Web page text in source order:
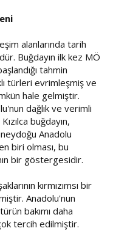
alanlarında tarih
Buğdayın ilk kez MÖ
tahmin
türleri evrimleşmiş ve
hale gelmiştir.
dağlık ve verimli
buğdayın,
Anadolu
biri olması, bu
bir göstergesidir.
kırmızımsı bir
Anadolu'nun
bakımı daha
tercih edilmiştir.